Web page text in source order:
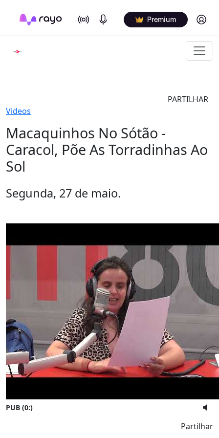
On Air Podcasts Premium Log in
PARTILHAR
Videos
Macaquinhos No Sótão -
Caracol, Põe As Torradinhas Ao
Sol
Segunda, 27 de maio.
PUB (0:)
Partilhar